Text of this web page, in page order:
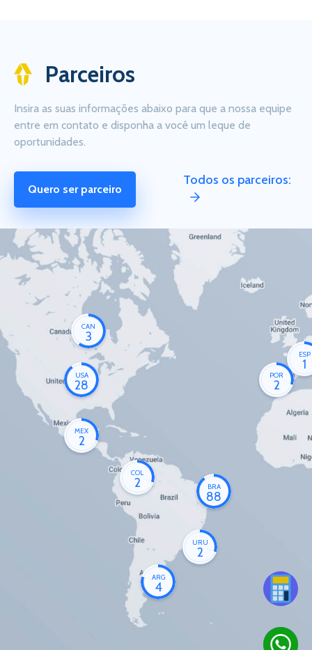
Parceiros
Insira as suas informações abaixo para que a nossa equipe
entre em contato e disponha a você um leque de
oportunidades.
Quero ser parceiro
Todos os parceiros:
CAN
3
USA
28
MEX
2
COL
2 BRA
88
URU
2
ARG
4
POR
2
ESP
1